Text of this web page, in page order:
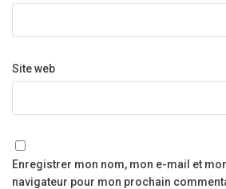
Site web
Enregistrer mon nom, mon e-mail et
navigateur pour mon prochain